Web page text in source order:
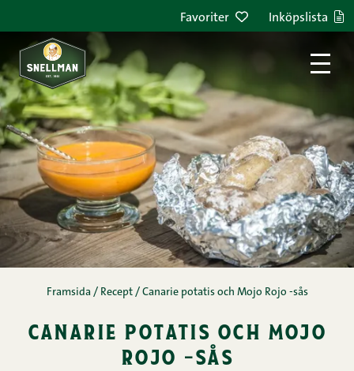
Favoriter Inköpslista
Framsida / Recept / Canarie potatis och Mojo Rojo -sås
canarie potatis och mojo
rojo -sås